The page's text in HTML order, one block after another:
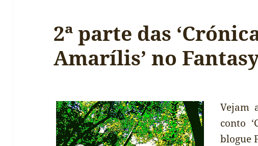
2ª parte das
Amarílis’ no
Vejam
conto
blogue